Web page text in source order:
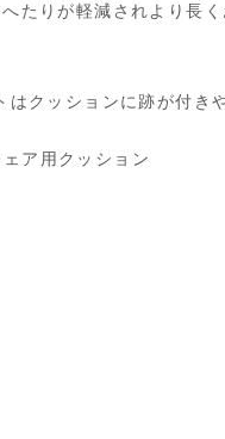
たりが軽減されより長
はクッションに跡が付き
ア用クッション